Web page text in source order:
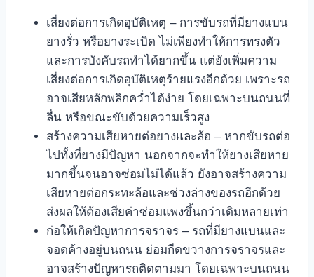
เสี่ยงต่อการเกิดอุบัติเหตุ – การขับรถที่มียางแบน
ยางรั่ว หรือยางระเบิด ไม่เพียงทำให้การทรงตัว
และการบังคับรถทำได้ยากขึ้น แต่ยังเพิ่มความ
เสี่ยงต่อการเกิดอุบัติเหตุร้ายแรงอีกด้วย เพราะรถ
อาจเสียหลักพลิกคว่ำได้ง่าย โดยเฉพาะบนถนนที่
ลื่น หรือขณะขับด้วยความเร็วสูง
สร้างความเสียหายต่อยางและล้อ – หากขับรถต่อ
ไปทั้งที่ยางมีปัญหา นอกจากจะทำให้ยางเสียหาย
มากขึ้นจนอาจซ่อมไม่ได้แล้ว ยังอาจสร้างความ
เสียหายต่อกระทะล้อและช่วงล่างของรถอีกด้วย
ส่งผลให้ต้องเสียค่าซ่อมแพงขึ้นกว่าเดิมหลายเท่า
ก่อให้เกิดปัญหาการจราจร – รถที่มียางแบนและ
จอดค้างอยู่บนถนน ย่อมกีดขวางการจราจรและ
อาจสร้างปัญหารถติดตามมา โดยเฉพาะบนถนน